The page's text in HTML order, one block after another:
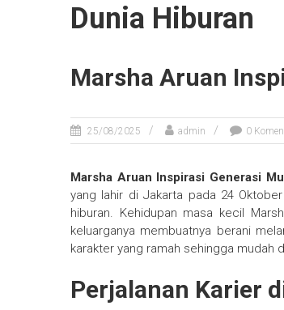
Dunia Hiburan
Marsha Aruan
25/08/2025 admin 0
Marsha Aruan Inspirasi Generasi
yang lahir di Jakarta pada 24
hiburan. Kehidupan masa kecil
keluarganya membuatnya berani
karakter yang ramah sehingga mudah
Perjalanan Karier